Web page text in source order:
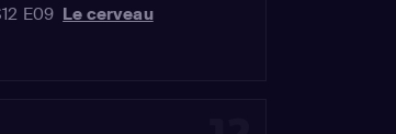
E09 Le cerveau